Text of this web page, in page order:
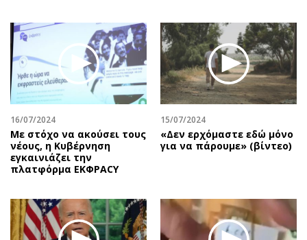
16/07/2024
Με στόχο να ακούσει τους
νέους, η Κυβέρνηση
εγκαινιάζει την
πλατφόρμα ΕΚΦΡΑCY
15/07/2024
«Δεν ερχόμαστε εδώ μόνο
για να πάρουμε» (βίντεο)